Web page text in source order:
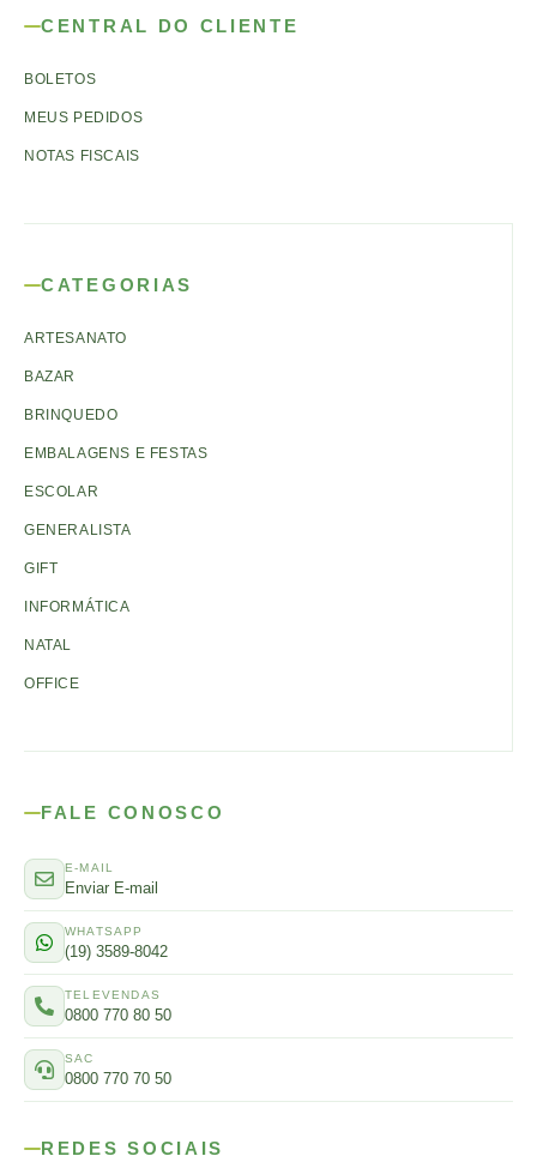
CENTRAL DO CLIENTE
BOLETOS
MEUS PEDIDOS
NOTAS FISCAIS
CATEGORIAS
ARTESANATO
BAZAR
BRINQUEDO
EMBALAGENS E FESTAS
ESCOLAR
GENERALISTA
GIFT
INFORMÁTICA
NATAL
OFFICE
FALE CONOSCO
E-MAIL
Enviar E-mail
WHATSAPP
(19) 3589-8042
TELEVENDAS
0800 770 80 50
SAC
0800 770 70 50
REDES SOCIAIS